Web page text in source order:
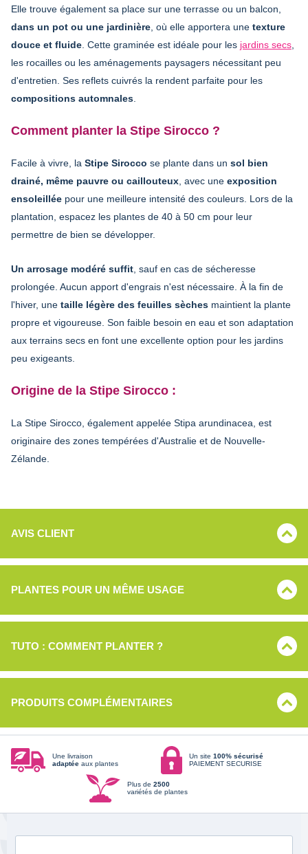
Elle trouve également sa place sur une terrasse ou un balcon,
dans un pot ou une jardinière , où elle apportera une texture
douce et fluide . Cette graminée est idéale pour les jardins secs
les rocailles ou les aménagements paysagers nécessitant peu
d'entretien. Ses reflets cuivrés la rendent parfaite pour les
compositions automnales
Comment planter la Stipe Sirocco ?
Facile à vivre, la Stipe Sirocco se plante dans un sol bien
drainé, même pauvre ou caillouteux , avec une exposition
ensoleillée pour une meilleure intensité des couleurs. Lors de la
plantation, espacez les plantes de 40 à 50 cm pour leur
permettre de bien se développer.
Un arrosage modéré suffit , sauf en cas de sécheresse
prolongée. Aucun apport d'engrais n'est nécessaire. À la fin de
l'hiver, une taille légère des feuilles sèches maintient la plante
propre et vigoureuse. Son faible besoin en eau et son adaptation
aux terrains secs en font une excellente option pour les jardins
peu exigeants.
Origine de la Stipe Sirocco :
La Stipe Sirocco, également appelée Stipa arundinacea, est
originaire des zones tempérées d'Australie et de Nouvelle-
Zélande.
AVIS CLIENT
PLANTES POUR UN MÊME USAGE
TUTO : COMMENT PLANTER ?
PRODUITS COMPLÉMENTAIRES
Une livraison
adaptée aux plantes
Un site 100% sécurisé
PAIEMENT SECURISE
Plus de 2500
variétés de plantes